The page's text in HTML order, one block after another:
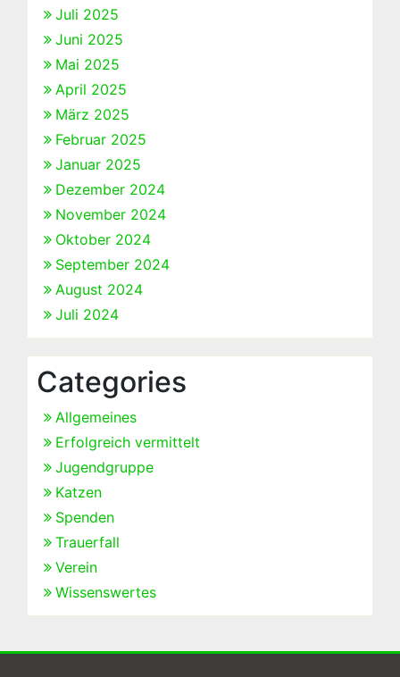
Juli 2025
Juni 2025
Mai 2025
April 2025
März 2025
Februar 2025
Januar 2025
Dezember 2024
November 2024
Oktober 2024
September 2024
August 2024
Juli 2024
Categories
Allgemeines
Erfolgreich vermittelt
Jugendgruppe
Katzen
Spenden
Trauerfall
Verein
Wissenswertes